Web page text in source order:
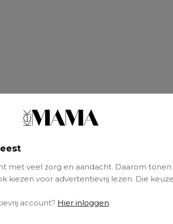
met veel zorg en aandacht. Daarom tonen
kiezen voor advertentievrij lezen. Die
account? Hier inloggen